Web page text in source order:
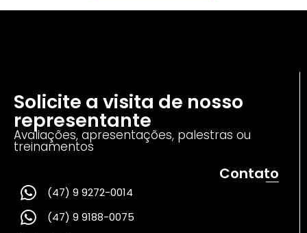
Solicite a visita de nosso
representante
Avaliações, apresentações, palestras ou
treinamentos
Contato
(47) 9 9272-0014
(47) 9 9188-0075